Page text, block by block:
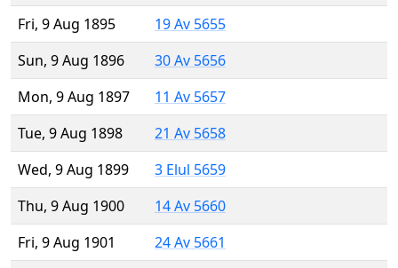
Fri, 9 Aug 1895
19 Av 5655
Sun, 9 Aug 1896
30 Av 5656
Mon, 9 Aug 1897
11 Av 5657
Tue, 9 Aug 1898
21 Av 5658
Wed, 9 Aug 1899
3 Elul 5659
Thu, 9 Aug 1900
14 Av 5660
Fri, 9 Aug 1901
24 Av 5661